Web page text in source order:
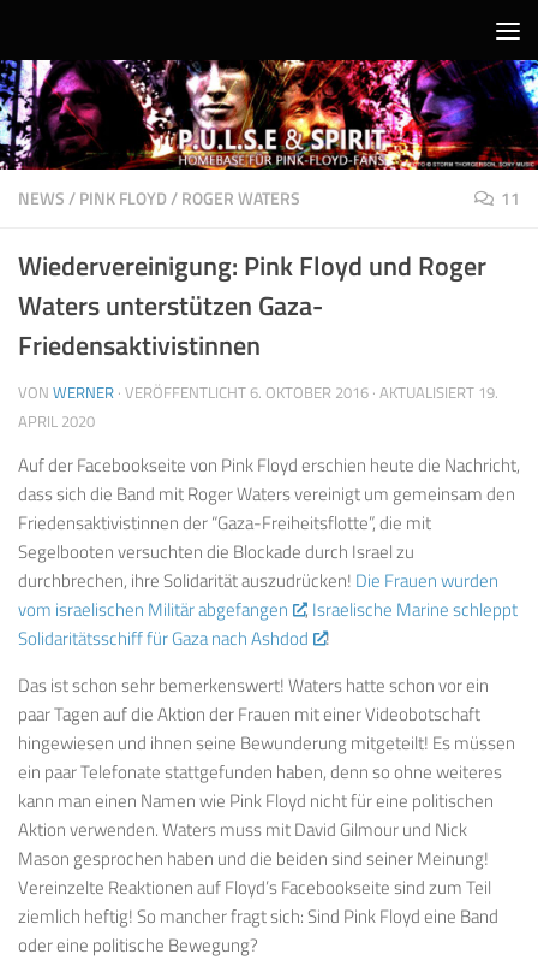
NEWS/PINK FLOYD/ROGER WATERS 11
Wiedervereinigung: Pink Floyd und Roger
Waters unterstützen Gaza-
Friedensaktivistinnen
VON WERNER · VERÖFFENTLICHT6. OKTOBER 2016 · AKTUALISIERT 19.
APRIL 2020
Auf der Facebookseite von Pink Floyd erschien heute die Nachricht,
dass sich die Band mit Roger Waters vereinigt um gemeinsam den
Friedensaktivistinnen der “Gaza-Freiheitsflotte”, die mit
Segelbooten versuchten die Blockade durch Israel zu
durchbrechen, ihre Solidarität auszudrücken! Die Frauen wurden
vom israelischen Militär abgefangen
, Israelische Marine schleppt
Solidaritätsschiff für Gaza nach Ashdod
!
Das ist schon sehr bemerkenswert! Waters hatte schon vor ein
paar Tagen auf die Aktion der Frauen mit einer Videobotschaft
hingewiesen und ihnen seine Bewunderung mitgeteilt! Es müssen
ein paar Telefonate stattgefunden haben, denn so ohne weiteres
kann man einen Namen wie Pink Floyd nicht für eine politischen
Aktion verwenden. Waters muss mit David Gilmour und Nick
Mason gesprochen haben und die beiden sind seiner Meinung!
Vereinzelte Reaktionen auf Floyd’s Facebookseite sind zum Teil
ziemlich heftig! So mancher fragt sich: Sind Pink Floyd eine Band
oder eine politische Bewegung?